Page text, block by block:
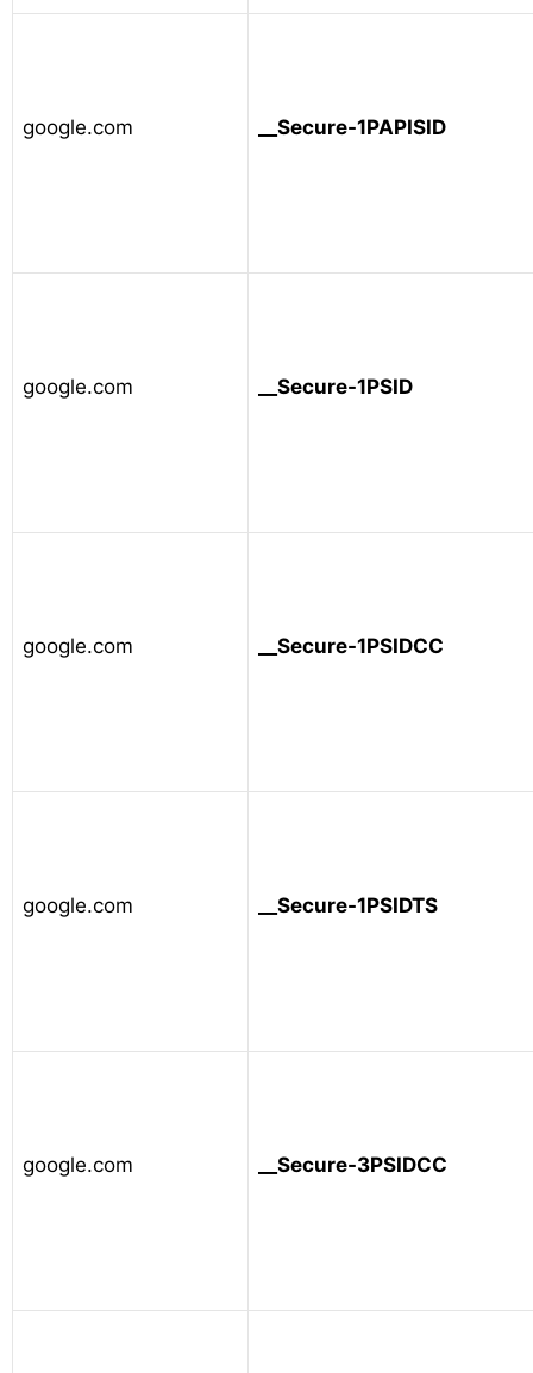
google.com __Secure-1PAPISID
google.com __Secure-1PSID
google.com __Secure-1PSIDCC
google.com __Secure-1PSIDTS
google.com __Secure-3PSIDCC